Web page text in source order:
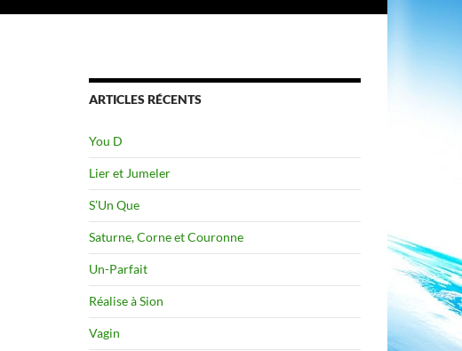
ARTICLES RÉCENTS
You D
Lier et Jumeler
S’Un Que
Saturne, Corne et Couronne
Un-Parfait
Réalise à Sion
Vagin